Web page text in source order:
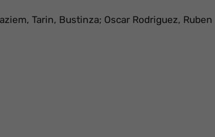
Tarin, Bustinza; Oscar Rodriguez, Ruben